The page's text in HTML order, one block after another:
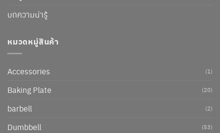
บทความน่ารู้
หมวดหมู่สินค้า
Accessories (1)
Baking Plate (20)
barbell (2)
Dumbbell (53)